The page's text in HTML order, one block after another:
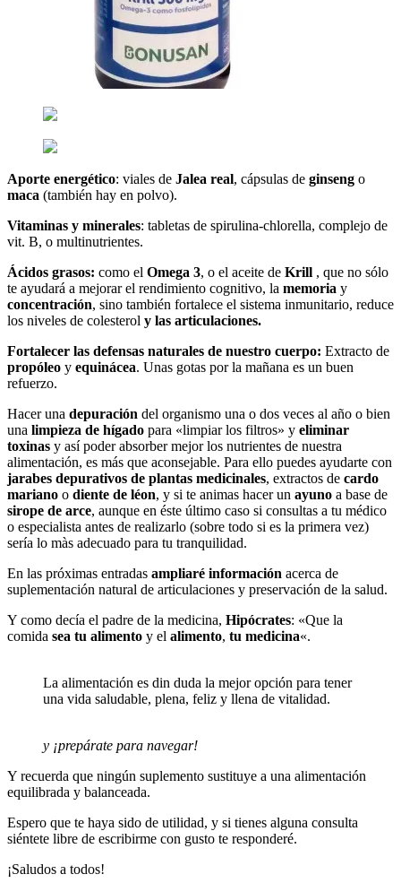
Aporte energético: viales de Jalea real, cápsulas de ginseng o
maca (también hay en polvo).
Vitaminas y minerales: tabletas de spirulina-chlorella, complejo de
vit. B, o multinutrientes.
Ácidos grasos: como el Omega 3, o el aceite de Krill , que no sólo
te ayudará a mejorar el rendimiento cognitivo, la memoria y
concentración, sino también fortalece el sistema inmunitario, reduce
los niveles de colesterol y las articulaciones.
Fortalecer las defensas naturales de nuestro cuerpo: Extracto de
propóleo y equinácea. Unas gotas por la mañana es un buen
refuerzo.
Hacer una depuración del organismo una o dos veces al año o bien
una limpieza de hígado para «limpiar los filtros» y eliminar
toxinas y así poder absorber mejor los nutrientes de nuestra
alimentación, es más que aconsejable. Para ello puedes ayudarte con
jarabes depurativos de plantas medicinales, extractos de cardo
mariano o diente de léon, y si te animas hacer un ayuno a base de
sirope de arce, aunque en éste último caso si consultas a tu médico
o especialista antes de realizarlo (sobre todo si es la primera vez)
sería lo màs adecuado para tu tranquilidad.
En las próximas entradas ampliaré información acerca de
suplementación natural de articulaciones y preservación de la salud.
Y como decía el padre de la medicina, Hipócrates: «Que la
comida sea tu alimento y el alimento, tu medicina«.
La alimentación es din duda la mejor opción para tener
una vida saludable, plena, feliz y llena de vitalidad.
y ¡prepárate para navegar!
Y recuerda que ningún suplemento sustituye a una alimentación
equilibrada y balanceada.
Espero que te haya sido de utilidad, y si tienes alguna consulta
siéntete libre de escribirme con gusto te responderé.
¡Saludos a todos!